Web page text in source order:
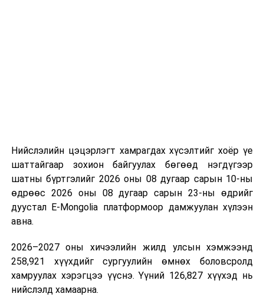
арилжааны банкнаас авчээ. Газрын тосны
бүтээгдэхүүний агуулахын барилга угсралтын ажлын
гүйцэтгэл 95 хувьтай байгаа бөгөөд 2026 оны
наймдугаар сарын 20-ны дотор бүрэн дуусгаж,
ашиглалтад оруулах гэж байна. Эдгээр агуулах
ашиглалтад орсноор Улаанбаатар хотын АИ-92-ийн
Ерөнхий сайд тус агуулахыг ашиглалтад хүлээн
авахад зөвшөөрлийн саад бэрхшээл учруулахгүй
байхыг холбогдох албаныханд үүрэг болгов.
Нийслэлийн цэцэрлэгт хамрагдах хүсэлтийг хоёр үе
шаттайгаар зохион байгуулах бөгөөд нэгдүгээр
шатны бүртгэлийг 2026 оны 08 дугаар сарын 10-ны
өдрөөс 2026 оны 08 дугаар сарын 23-ны өдрийг
дуустал E-Mongolia платформоор дамжуулан хүлээн
авна.
2026–2027 оны хичээлийн жилд улсын хэмжээнд
258,921 хүүхдийг сургуулийн өмнөх боловсролд
хамруулах хэрэгцээ үүснэ. Үүний 126,827 хүүхэд нь
нийслэлд хамаарна.